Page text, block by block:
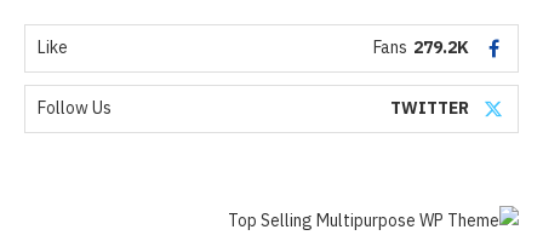
279.2K
Fans
Like
TWITTER
Follow Us